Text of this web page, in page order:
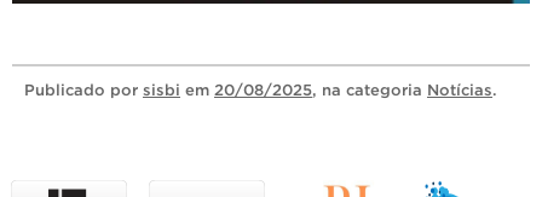
Publicado por sisbi em 20/08/2025, na categoria Notícias.